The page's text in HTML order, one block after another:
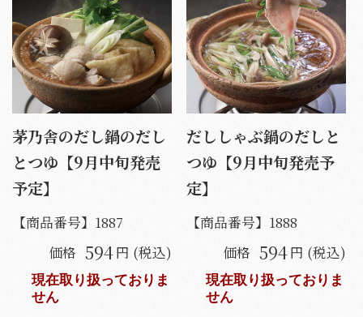
茅乃舎のだし鍋のだし
とつゆ【9月中旬発売
予定】
【商品番号】 1887
価格 594円 (税込)
現在取り扱っておりま
せん
だししゃぶ鍋のだしと
つゆ【9月中旬発売予
定】
【商品番号】 1888
価格 594円 (税込)
現在取り扱っておりま
せん